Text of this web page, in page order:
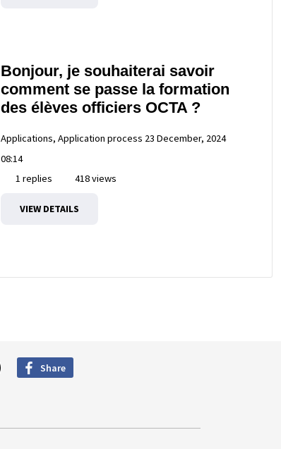
Bonjour, je souhaiterai savoir
comment se passe la formation
des élèves officiers OCTA ?
Applications, Application process 23 December, 2024
08:14
1 replies
418 views
VIEW DETAILS
Share